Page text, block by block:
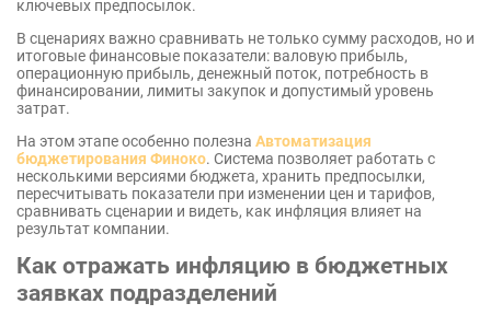
ключевых предпосылок.
В сценариях важно сравнивать не только сумму расходов, но и
итоговые финансовые показатели: валовую прибыль,
операционную прибыль, денежный поток, потребность в
финансировании, лимиты закупок и допустимый уровень
затрат.
На этом этапе особенно полезна Автоматизация
бюджетирования Финоко. Система позволяет работать с
несколькими версиями бюджета, хранить предпосылки,
пересчитывать показатели при изменении цен и тарифов,
сравнивать сценарии и видеть, как инфляция влияет на
результат компании.
Как отражать инфляцию в бюджетных
заявках подразделений